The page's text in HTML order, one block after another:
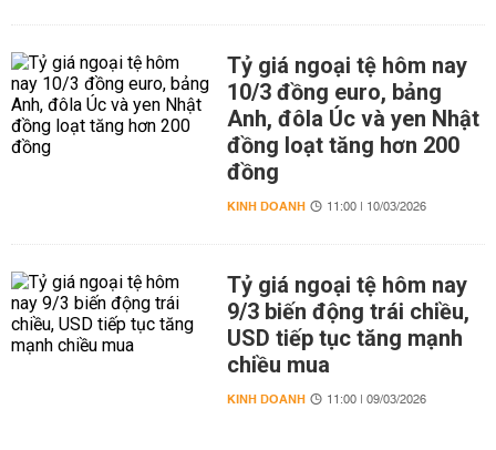
Tỷ giá ngoại tệ hôm nay
10/3 đồng euro, bảng
Anh, đôla Úc và yen Nhật
đồng loạt tăng hơn 200
đồng
KINH DOANH 11:00 | 10/03/2026
Tỷ giá ngoại tệ hôm nay
9/3 biến động trái chiều,
USD tiếp tục tăng mạnh
chiều mua
KINH DOANH 11:00 | 09/03/2026